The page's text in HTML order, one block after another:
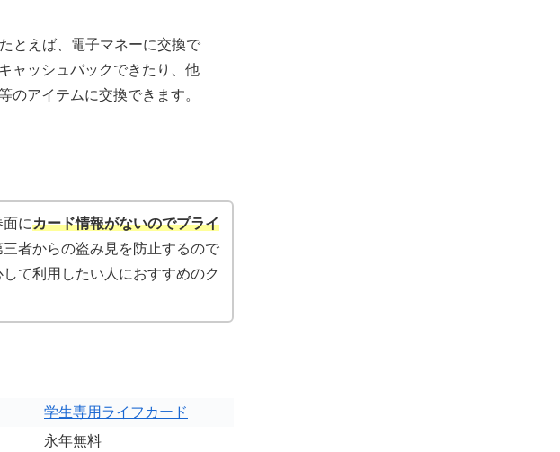
とえば、電子マネーに交換で
ャッシュバックできたり、他
のアイテムに交換できます。
面にカード情報がないのでプライ
三者からの盗み見を防止するので
て利用したい人におすすめのク
学生専用ライフカード
永年無料